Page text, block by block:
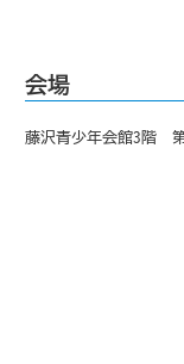
会場
藤沢青少年会館3階